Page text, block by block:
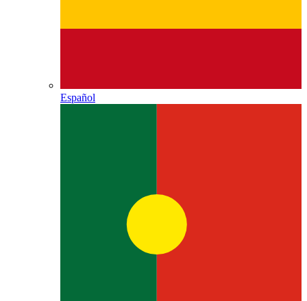
Español